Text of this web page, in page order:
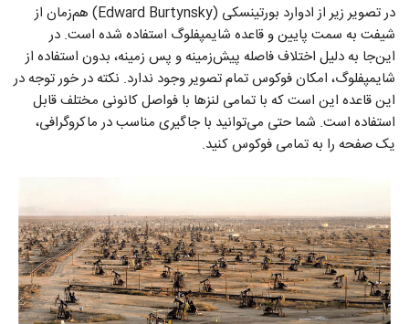
در تصویر زیر از ادوارد بورتینسکی (Edward Burtynsky) هم‌زمان از
شیفت به سمت پایین و قاعده شایمپفلوگ استفاده شده است. در
این‌جا به دلیل اختلاف فاصله پیش‌زمینه و پس زمینه، بدون استفاده از
شایمپفلوگ، امکان فوکوس تمام تصویر وجود ندارد. نکته در خور توجه در
این قاعده این است که با تمامی لنز‌ها با فواصل کانونی مختلف قابل
استفاده است. شما حتی می‌توانید با جاگیری مناسب در ماکروگرافی،
یک صفحه را به تمامی فوکوس کنید.